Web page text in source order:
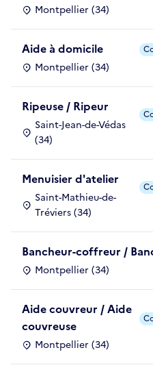
Montpellier (34)
Aide à domicile
Montpellier (34)
Ripeuse / Ripeur
Saint-Jean-de-Védas
(34)
Menuisier d'atelier
Saint-Mathieu-de-
Tréviers (34)
Bancheur-coffreur /
Montpellier (34)
Aide couvreur / Aide
couvreuse
Montpellier (34)